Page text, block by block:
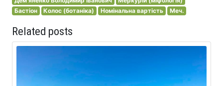
Бастіон
Колос (ботаніка) Номінальна вартість Меч.
Related posts